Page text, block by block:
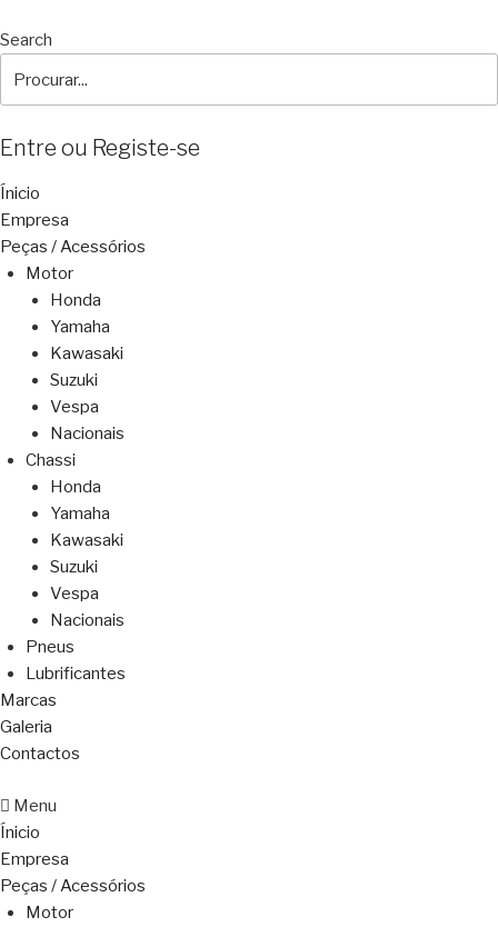
Search
Entre ou Registe-se
Ínicio
Empresa
Peças / Acessórios
Motor
Honda
Yamaha
Kawasaki
Suzuki
Vespa
Nacionais
Chassi
Honda
Yamaha
Kawasaki
Suzuki
Vespa
Nacionais
Pneus
Lubrificantes
Marcas
Galeria
Contactos
Menu
Ínicio
Empresa
Peças / Acessórios
Motor